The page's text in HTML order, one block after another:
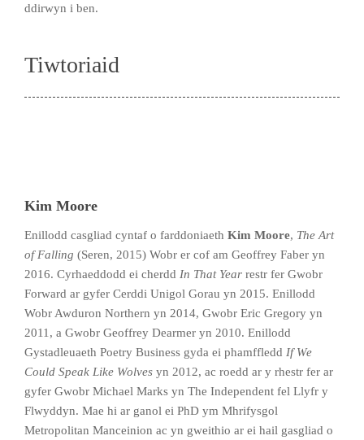
ddirwyn i ben.
Tiwtoriaid
Kim Moore
Enillodd casgliad cyntaf o farddoniaeth Kim Moore, The Art
of Falling (Seren, 2015) Wobr er cof am Geoffrey Faber yn
2016. Cyrhaeddodd ei cherdd In That Year restr fer Gwobr
Forward ar gyfer Cerddi Unigol Gorau yn 2015. Enillodd
Wobr Awduron Northern yn 2014, Gwobr Eric Gregory yn
2011, a Gwobr Geoffrey Dearmer yn 2010. Enillodd
Gystadleuaeth Poetry Business gyda ei phamffledd If We
Could Speak Like Wolves yn 2012, ac roedd ar y rhestr fer ar
gyfer Gwobr Michael Marks yn The Independent fel Llyfr y
Flwyddyn. Mae hi ar ganol ei PhD ym Mhrifysgol
Metropolitan Manceinion ac yn gweithio ar ei hail gasgliad o